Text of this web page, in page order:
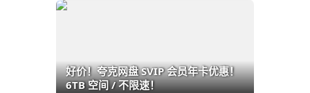
好价！夸克网盘 SVIP 会员年卡优惠！
6TB 空间 / 不限速！